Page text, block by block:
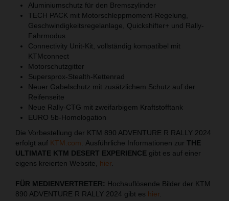
Aluminiumschutz für den Bremszylinder
TECH PACK mit Motorschleppmoment-Regelung,
Geschwindigkeitsregelanlage, Quickshifter+ und Rally-
Fahrmodus
Connectivity Unit-Kit, vollständig kompatibel mit
KTMconnect
Motorschutzgitter
Supersprox-Stealth-Kettenrad
Neuer Gabelschutz mit zusätzlichem Schutz auf der
Reifenseite
Neue Rally-CTG mit zweifarbigem Kraftstofftank
EURO 5b-Homologation
Die Vorbestellung der KTM 890 ADVENTURE R RALLY 2024
erfolgt auf KTM.com . Ausführliche Informationen zur THE
ULTIMATE KTM DESERT EXPERIENCE gibt es auf einer
eigens kreierten Website, hier
FÜR MEDIENVERTRETER: Hochauflösende Bilder der KTM
890 ADVENTURE R RALLY 2024 gibt es hier